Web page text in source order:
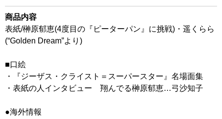
商品内容
表紙/榊原郁恵(4度目の『ピーターパン』に挑戦)・遥くらら
(“Golden Dream”より)
■口絵
・『ジーザス・クライスト＝スーパースター』名場面集
・表紙の人インタビュー 翔んでる榊原郁恵…弓沙知子
●海外情報